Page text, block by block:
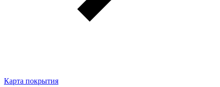
Карта покрытия